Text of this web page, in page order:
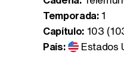
Temporada:1
Capítulo:103
País:
Estados